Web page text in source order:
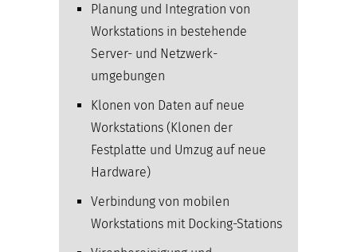
Planung und Integration von
Workstations in bestehende
Server- und Netzwerk­
umgebungen
Klonen von Daten auf neue
Workstations (Klonen der
Festplatte und Umzug auf neue
Hardware)
Verbindung von mobilen
Workstations mit Docking-Stations